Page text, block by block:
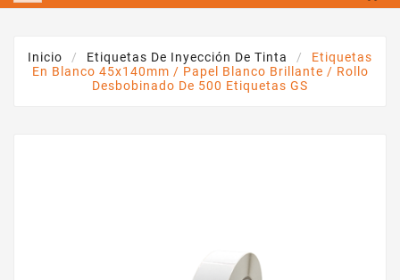
Inicio Etiquetas De Inyección De Tinta
Etiquetas
En Blanco 45x140mm / Papel Blanco Brillante / Rollo
Desbobinado De 500 Etiquetas GS